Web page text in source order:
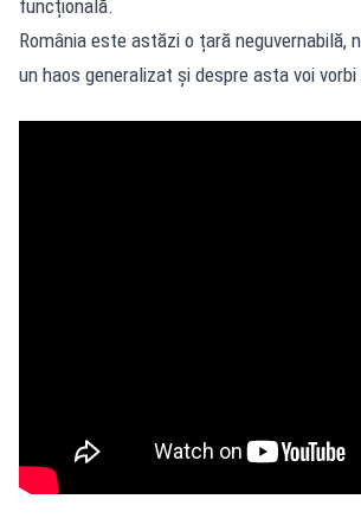
funcțională.
România este astăzi o țară neguvernabilă,
un haos generalizat și despre asta voi vorbi